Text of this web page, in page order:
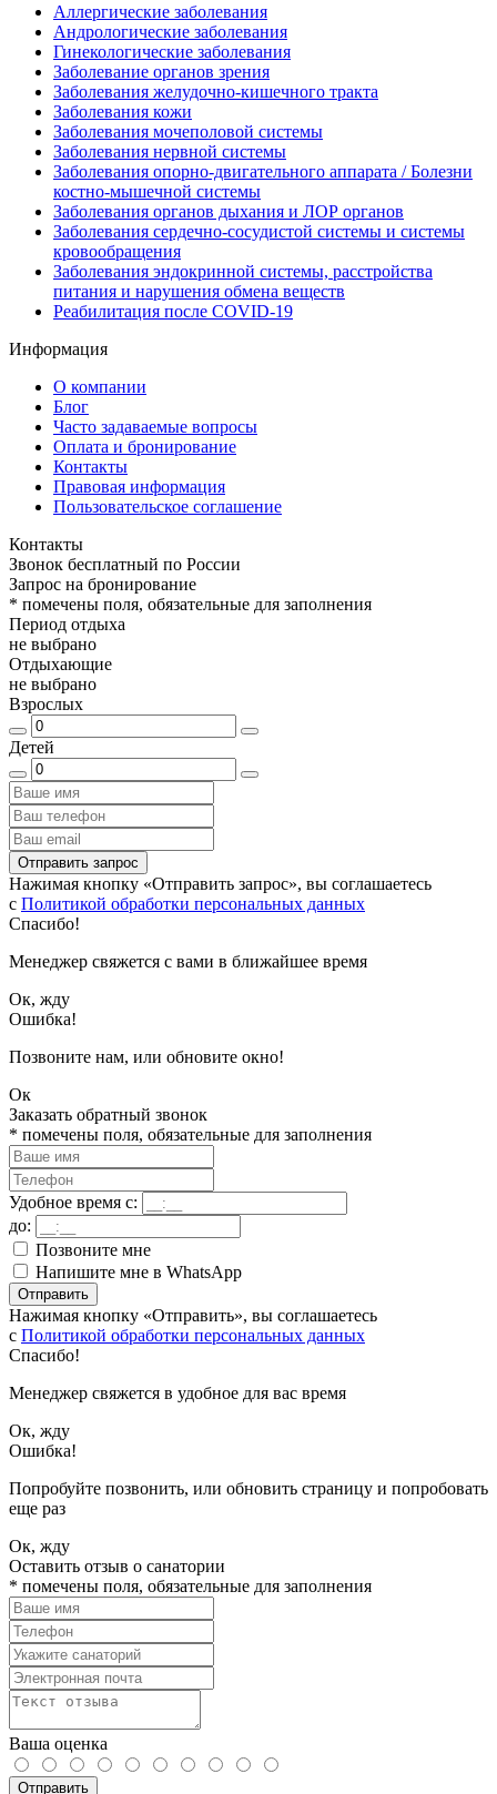
Аллергические заболевания
Андрологические заболевания
Гинекологические заболевания
Заболевание органов зрения
Заболевания желудочно-кишечного тракта
Заболевания кожи
Заболевания мочеполовой системы
Заболевания нервной системы
Заболевания опорно-двигательного аппарата / Болезни
костно-мышечной системы
Заболевания органов дыхания и ЛОР органов
Заболевания сердечно-сосудистой системы и системы
кровообращения
Заболевания эндокринной системы, расстройства
питания и нарушения обмена веществ
Реабилитация после COVID-19
Информация
О компании
Блог
Часто задаваемые вопросы
Оплата и бронирование
Контакты
Правовая информация
Пользовательское соглашение
Контакты
Звонок бесплатный по России
Запрос на бронирование
* помечены поля, обязательные для заполнения
Период отдыха
не выбрано
Отдыхающие
не выбрано
Взрослых
Детей
Отправить запрос
Нажимая кнопку «Отправить запрос», вы соглашаетесь
с Политикой обработки персональных данных
Спасибо!
Менеджер свяжется с вами в ближайшее время
Ок, жду
Ошибка!
Позвоните нам, или обновите окно!
Ок
Заказать обратный звонок
* помечены поля, обязательные для заполнения
Удобное время с:
до:
Позвоните мне
Напишите мне в WhatsApp
Отправить
Нажимая кнопку «Отправить», вы соглашаетесь
с Политикой обработки персональных данных
Спасибо!
Менеджер свяжется в удобное для вас время
Ок, жду
Ошибка!
Попробуйте позвонить, или обновить страницу и попробовать
еще раз
Ок, жду
Оставить отзыв о санатории
* помечены поля, обязательные для заполнения
Ваша оценка
Отправить